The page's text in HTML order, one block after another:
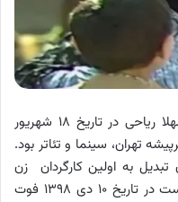
قدرت الزّمان وفادوست ، معروف به شهلا ریاحی در تاریخ ۱۸ شهریور
تهران، سینما و تئاتر بود.
به اولین کارگردان زن
سینتمای ایران شد. قدرت الزمان وفادوست در تاریخ ۱۰ دی ۱۳۹۸ فوت